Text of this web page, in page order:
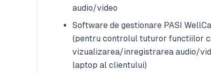
audio/video
Software de gestionare PASI
(pentru controlul tuturor functiilor
vizualizarea/inregistrarea audio/
laptop al clientului)